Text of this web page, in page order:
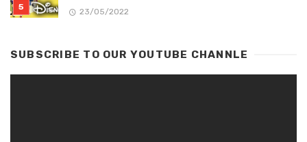
23/05/2022
SUBSCRIBE TO OUR YOUTUBE CHANNLE